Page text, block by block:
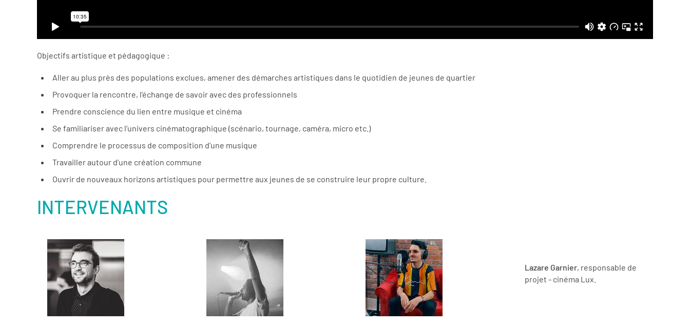
Objectifs artistique et pédagogique :
Aller au plus près des populations exclues, amener des démarches artistiques dans le quotidien de jeunes de quartier
Provoquer la rencontre, l’échange de savoir avec des professionnels
Prendre conscience du lien entre musique et cinéma
Se familiariser avec l’univers cinématographique (scénario, tournage, caméra, micro etc.)
Comprendre le processus de composition d’une musique
Travailler autour d’une création commune
Ouvrir de nouveaux horizons artistiques pour permettre aux jeunes de se construire leur propre culture.
INTERVENANTS
Lazare Garnier, responsable de
projet - cinéma Lux.